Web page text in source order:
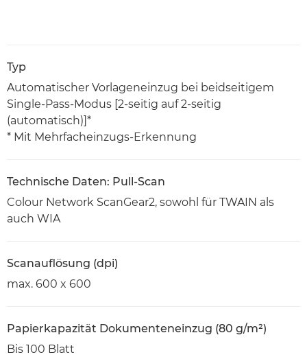
Typ
Automatischer Vorlageneinzug bei beidseitigem
Single-Pass-Modus [2-seitig auf 2-seitig
(automatisch)]*
* Mit Mehrfacheinzugs-Erkennung
Technische Daten: Pull-Scan
Colour Network ScanGear2, sowohl für TWAIN als
auch WIA
Scanauflösung (dpi)
max. 600 x 600
Papierkapazität Dokumenteneinzug (80 g/m²)
Bis 100 Blatt